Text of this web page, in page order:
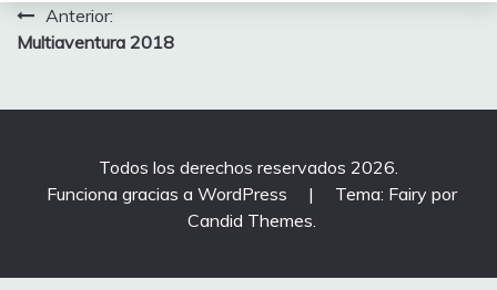
Navegación
de
entradas
Anterior:
Multiaventura 2018
Todos los derechos reservados 2026.
Funciona gracias a WordPress
|
Tema: Fairy por
Candid Themes